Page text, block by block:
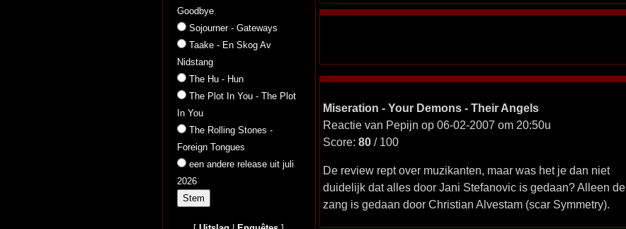
Goodbye
Sojourner - Gateways
Taake - En Skog Av
Nidstang
The Hu - Hun
The Plot In You - The Plot
In You
The Rolling Stones -
Foreign Tongues
een andere release uit juli
2026
Miseration - Your Demons - Their Angels
Reactie van Pepijn op 06-02-2007 om 20:50u
Score: 80/ 100
De review rept over muzikanten, maar was het je dan niet
duidelijk dat alles door Jani Stefanovic is gedaan? Alleen de
zang is gedaan door Christian Alvestam (scar Symmetry).